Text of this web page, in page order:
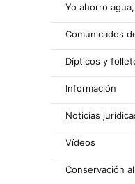
Yo ahorro
Comunicados
Dípticos y
Información
Noticias
Vídeos
Conservación